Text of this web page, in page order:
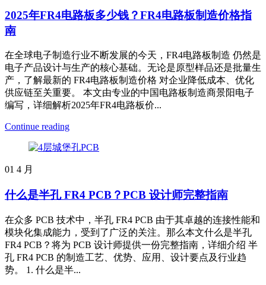
2025年FR4电路板多少钱？FR4电路板制造价格指
南
在全球电子制造行业不断发展的今天，FR4电路板制造 仍然是
电子产品设计与生产的核心基础。无论是原型样品还是批量生
产，了解最新的 FR4电路板制造价格 对企业降低成本、优化
供应链至关重要。 本文由专业的中国电路板制造商景阳电子
编写，详细解析2025年FR4电路板价...
Continue reading
01 4 月
什么是半孔 FR4 PCB？PCB 设计师完整指南
在众多 PCB 技术中，半孔 FR4 PCB 由于其卓越的连接性能和
模块化集成能力，受到了广泛的关注。那么本文什么是半孔
FR4 PCB？将为 PCB 设计师提供一份完整指南，详细介绍 半
孔 FR4 PCB 的制造工艺、优势、应用、设计要点及行业趋
势。 1. 什么是半...